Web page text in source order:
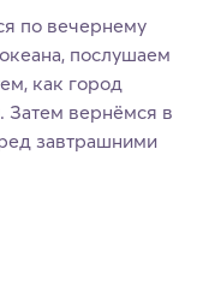
по вечернему
послушаем
как город
Затем вернёмся в
завтрашними